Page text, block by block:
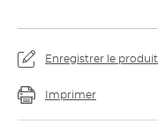
Enregistrer le produit
Imprimer